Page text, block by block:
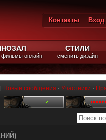
Контакты Вход
фильмы онлайн
СТИЛИ
сменить дизайн
[ Новые сообщения · Участники ·